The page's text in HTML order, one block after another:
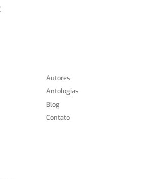
Autores
Antologias
Blog
Contato